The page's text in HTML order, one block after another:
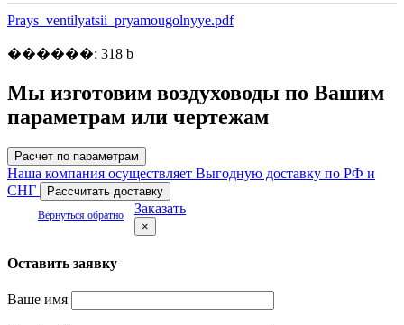
Prays_ventilyatsii_pryamougolnyye.pdf
������: 318 b
Мы изготовим воздуховоды по Вашим
параметрам или чертежам
Расчет по параметрам
Наша компания осуществляет Выгодную доставку по РФ и
СНГ
Рассчитать доставку
Вернуться обратно Заказать
×
Оставить заявку
Ваше имя